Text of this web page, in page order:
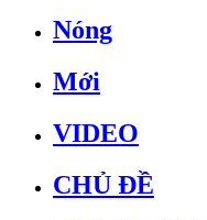
Nóng
Mới
VIDEO
CHỦ ĐỀ